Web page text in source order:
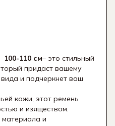
110 см– это стильный
придаст вашему
и подчеркнет ваш
кожи, этот ремень
и изяществом.
и